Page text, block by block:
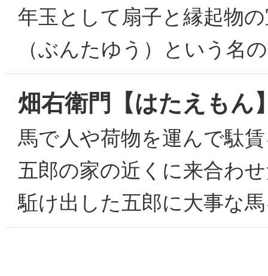
年玉として扇子と縁起物
（ぶんたゆう）という名
畑右衛門【はたえもん
馬で人や荷物を運んで駄
五郎の家の近くに来合わ
駈け出した五郎に大事な